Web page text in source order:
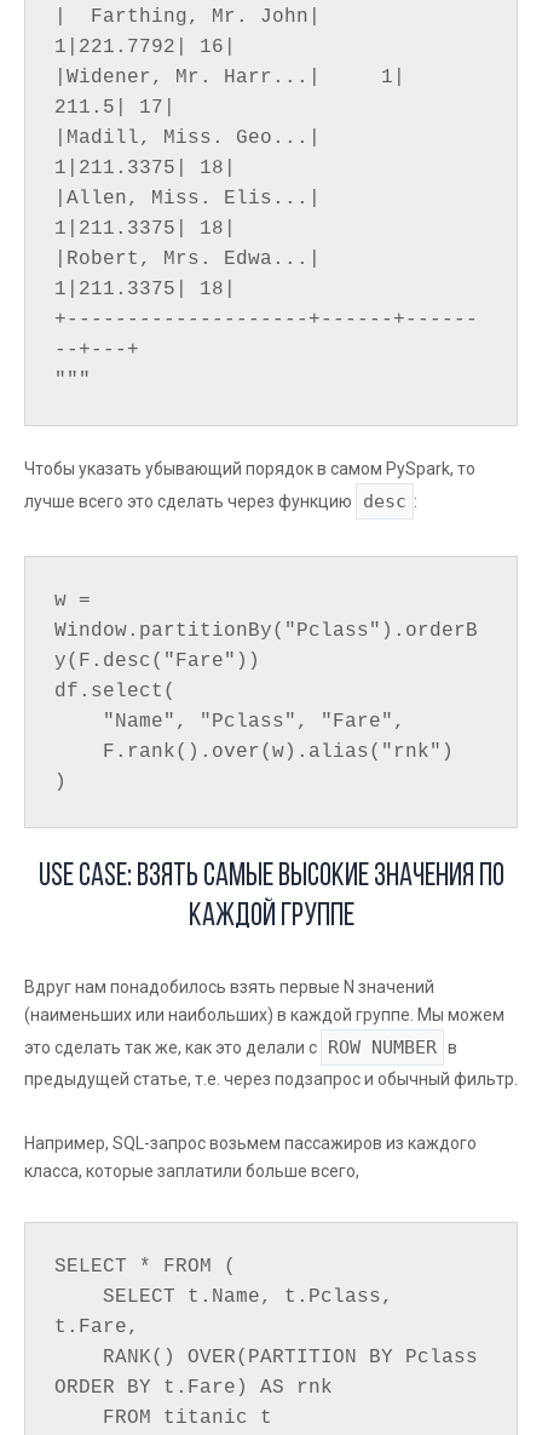
|  Farthing, Mr. John|
1|221.7792| 16|
|Widener, Mr. Harr...|     1|
211.5| 17|
|Madill, Miss. Geo...|
1|211.3375| 18|
|Allen, Miss. Elis...|
1|211.3375| 18|
|Robert, Mrs. Edwa...|
1|211.3375| 18|
+--------------------+------+------
--+---+
Чтобы указать убывающий порядок в самом PySpark, то
лучше всего это сделать через функцию
desc :
w =
Window.partitionBy("Pclass").orderB
y(F.desc("Fare"))
df.select(
Use case: взять самые высокие значения по
каждой группе
Вдруг нам понадобилось взять первые N значений
(наименьших или наибольших) в каждой группе. Мы можем
это сделать так же, как это делали с
ROW NUMBER в
предыдущей статье, т.е. через подзапрос и обычный фильтр.
Например, SQL-запрос возьмем пассажиров из каждого
класса, которые заплатили больше всего,
SELECT * FROM (
t.Fare,
ORDER BY t.Fare) AS rnk